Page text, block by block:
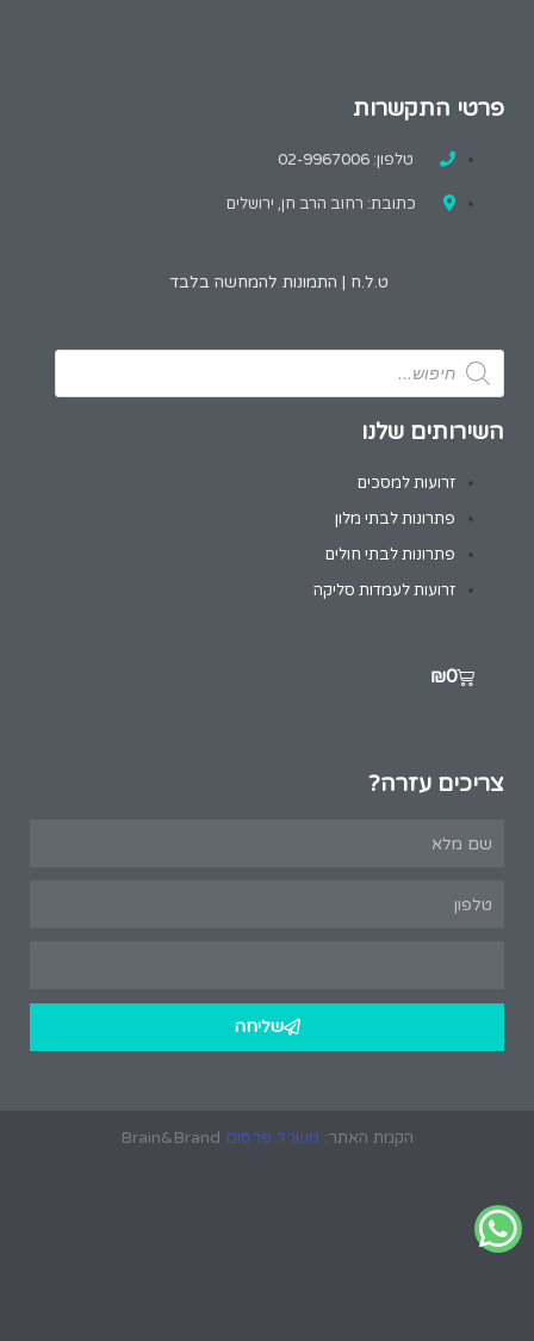
פרטי התקשרות
טלפון: 02-9967006
כתובת: רחוב הרב חן, ירושלים
ט.ל.ח | התמונות להמחשה בלבד
השירותים שלנו
זרועות למסכים
פתרונות לבתי מלון
פתרונות לבתי חולים
זרועות לעמדות סליקה
₪0
צריכים עזרה?
שליחה
הקמת האתר: משרד פרסום